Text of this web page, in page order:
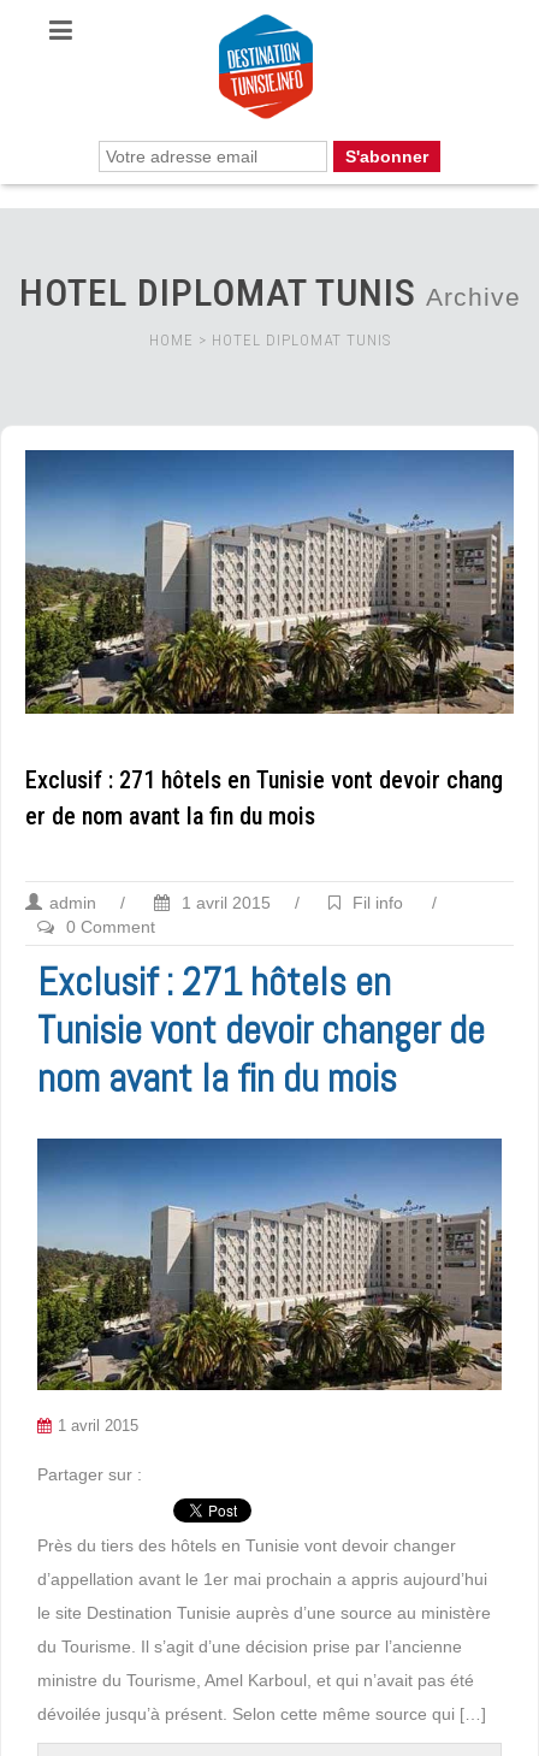
HOTEL DIPLOMAT TUNIS Archive
HOME > HOTEL DIPLOMAT TUNIS
Exclusif : 271 hôtels en Tunisie vont devoir chang
er de nom avant la fin du mois
admin / 1 avril 2015 / Fil info
/
0 Comment
Exclusif : 271 hôtels en
Tunisie vont devoir changer de
nom avant la fin du mois
1 avril 2015
Partager sur :
Près du tiers des hôtels en Tunisie vont devoir changer
d’appellation avant le 1er mai prochain a appris aujourd’hui
le site Destination Tunisie auprès d’une source au ministère
du Tourisme. Il s’agit d’une décision prise par l’ancienne
ministre du Tourisme, Amel Karboul, et qui n’avait pas été
dévoilée jusqu’à présent. Selon cette même source qui […]